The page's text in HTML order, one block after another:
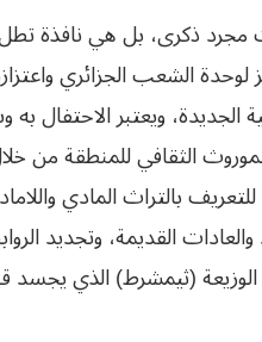
مجرد ذكرى، بل هي نافذة
لوحدة الشعب الجزائري
الجديدة، ويعتبر الاحتفال به
الثقافي للمنطقة من
بالتراث المادي
القديمة، وتجديد
(ثيمشرط) الذي يجسد